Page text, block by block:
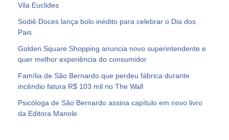
Vila Euclides
Sodiê Doces lança bolo inédito para celebrar o Dia dos
Pais
Golden Square Shopping anuncia novo superintendente e
quer melhor experiência do consumidor
Família de São Bernardo que perdeu fábrica durante
incêndio fatura R$ 103 mil no The Wall
Psicóloga de São Bernardo assina capítulo em novo livro
da Editora Manole